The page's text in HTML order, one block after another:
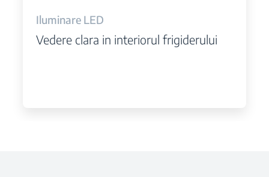
Iluminare LED
Vedere clara in interiorul frigiderului